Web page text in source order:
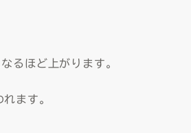
るほど上がります。
ます。